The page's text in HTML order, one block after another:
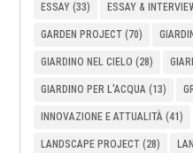
ESSAY (33) ESSAY &
GARDEN PROJECT (70)
GIARDINO NEL CIELO (28)
GIARDINO PER L'ACQUA (13)
INNOVAZIONE E ATTUALITÀ (41)
LANDSCAPE PROJECT (28)